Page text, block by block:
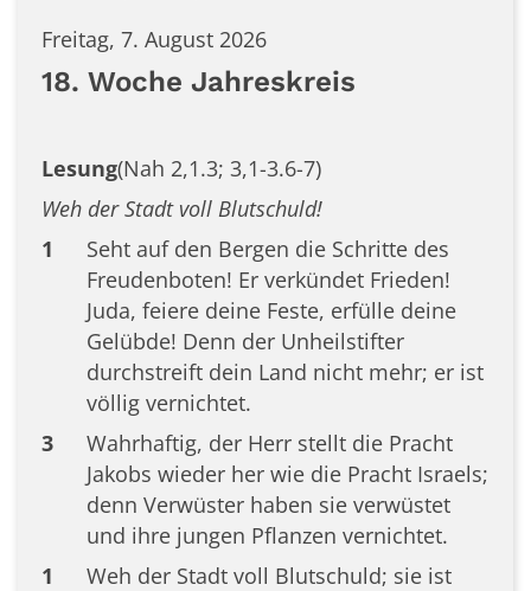
Freitag, 7. August 2026
18. Woche Jahreskreis
Lesung(Nah 2,1.3; 3,1-3.6-7)
Weh der Stadt voll Blutschuld!
1
Seht auf den Bergen die Schritte des
Freudenboten! Er verkündet Frieden!
Juda, feiere deine Feste, erfülle deine
Gelübde! Denn der Unheilstifter
durchstreift dein Land nicht mehr; er ist
völlig vernichtet.
3
Wahrhaftig, der Herr stellt die Pracht
Jakobs wieder her wie die Pracht Israels;
denn Verwüster haben sie verwüstet
und ihre jungen Pflanzen vernichtet.
1
Weh der Stadt voll Blutschuld; sie ist